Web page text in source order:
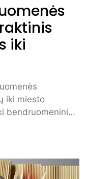
iki
iki miesto
bendruomeninių